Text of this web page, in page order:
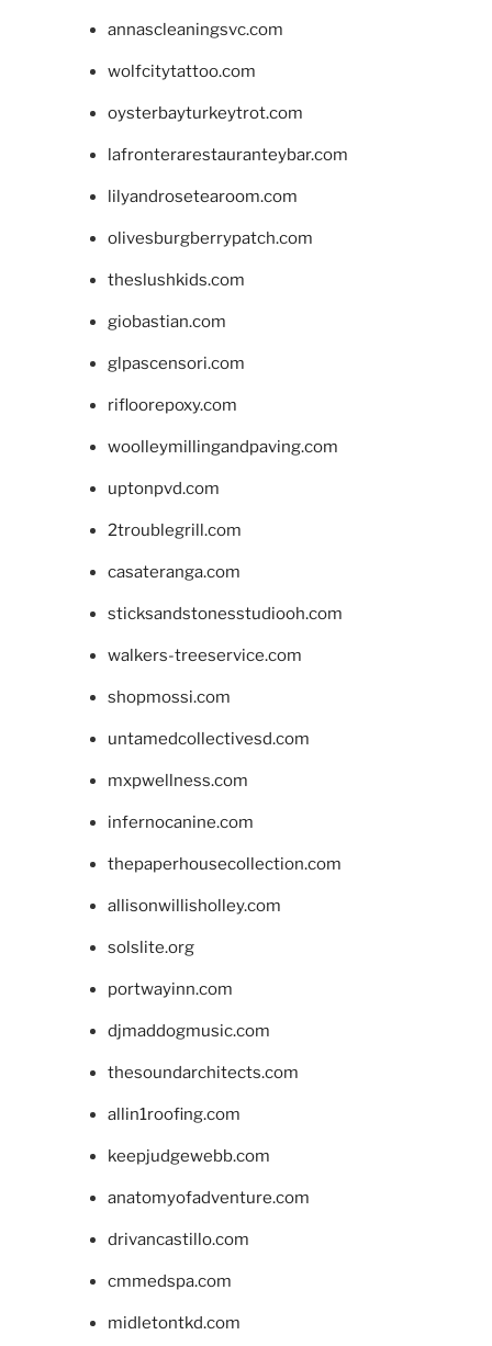
annascleaningsvc.com
wolfcitytattoo.com
oysterbayturkeytrot.com
lafronterarestauranteybar.com
lilyandrosetearoom.com
olivesburgberrypatch.com
theslushkids.com
giobastian.com
glpascensori.com
rifloorepoxy.com
woolleymillingandpaving.com
uptonpvd.com
2troublegrill.com
casateranga.com
sticksandstonesstudiooh.com
walkers-treeservice.com
shopmossi.com
untamedcollectivesd.com
mxpwellness.com
infernocanine.com
thepaperhousecollection.com
allisonwillisholley.com
solslite.org
portwayinn.com
djmaddogmusic.com
thesoundarchitects.com
allin1roofing.com
keepjudgewebb.com
anatomyofadventure.com
drivancastillo.com
cmmedspa.com
midletontkd.com